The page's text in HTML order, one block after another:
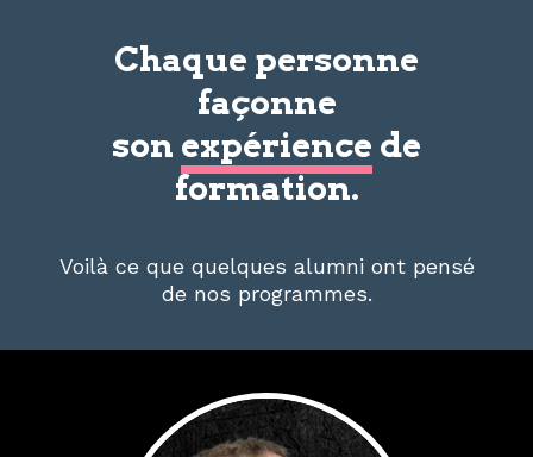
Chaque personne
façonne
son expérience de
formation.
Voilà ce que quelques alumni ont pensé
de nos programmes.